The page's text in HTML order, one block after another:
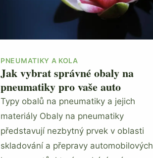
PNEUMATIKY A KOLA
Jak vybrat správné obaly na
pneumatiky pro vaše auto
Typy obalů na pneumatiky a jejich
materiály Obaly na pneumatiky
představují nezbytný prvek v oblasti
skladování a přepravy automobilových